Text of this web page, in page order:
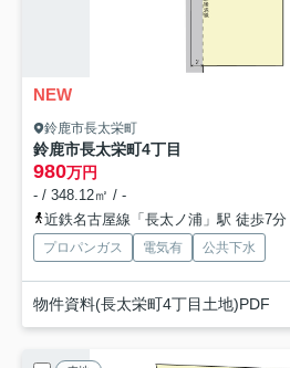
NEW
鈴鹿市長太栄町
鈴鹿市長太栄町4丁目
980万円
- / 348.12㎡ / -
近鉄名古屋線「長太ノ浦」駅 徒歩7分
プロパンガス 電気有 公共下水
物件資料(長太栄町4丁目土地)PDF